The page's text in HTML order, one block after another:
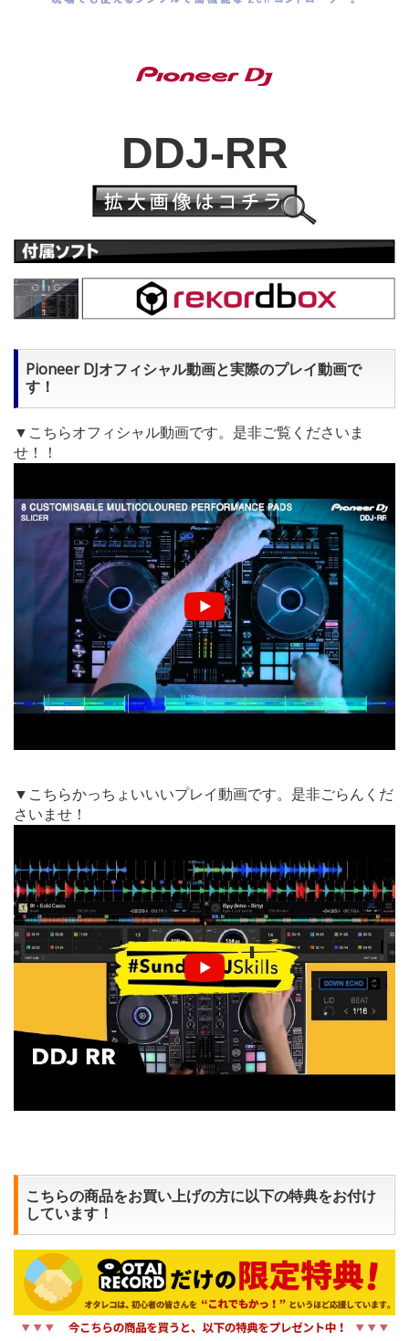
DDJ-RR
Pioneer DJオフィシャル動画と実際のプレイ動画で
す！
▼こちらオフィシャル動画です。是非ご覧くださいま
せ！！
▼こちらかっちょいいいプレイ動画です。是非ごらんくだ
さいませ！
こちらの商品をお買い上げの方に以下の特典をお付け
しています！